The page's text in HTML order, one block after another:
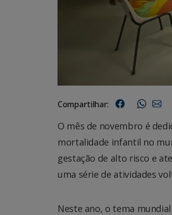
Compartilhar:
O mês de novembro é
mortalidade infantil no
gestação de alto risco e
uma série de atividades
Neste ano, o tema